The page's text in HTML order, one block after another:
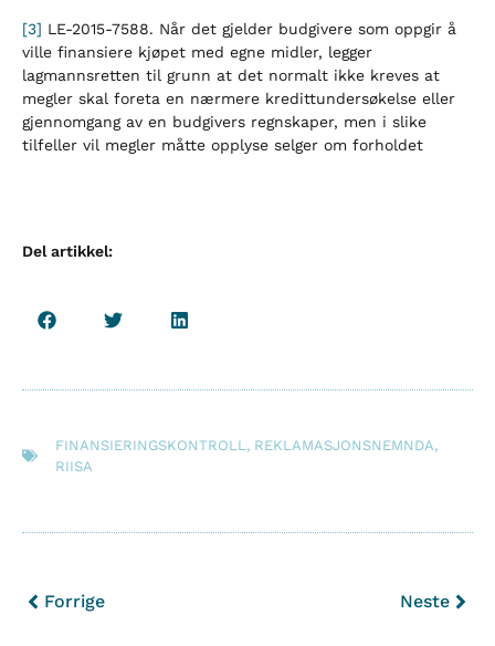
[3] LE-2015-7588. Når det gjelder budgivere som oppgir å
ville finansiere kjøpet med egne midler, legger
lagmannsretten til grunn at det normalt ikke kreves at
megler skal foreta en nærmere kredittundersøkelse eller
gjennomgang av en budgivers regnskaper, men i slike
tilfeller vil megler måtte opplyse selger om forholdet
Del artikkel:
FINANSIERINGSKONTROLL, REKLAMASJONSNEMNDA,
RIISA
Forrige Neste